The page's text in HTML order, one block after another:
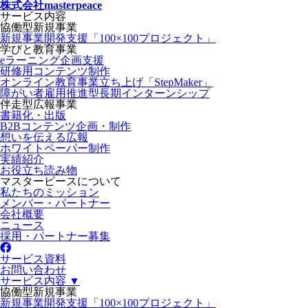
株式会社masterpeace
サービス内容
協働型新規事業
新規事業開発支援「100×100プロジェクト」
学びと教育事業
eラーニング企画支援
研修用コンテンツ制作
オンライン教育事業立ち上げ「StepMaker」
障がい者雇用推進型長期インターンシップ
伴走型広報事業
書籍化・出版
B2Bコンテンツ企画・制作
想いを伝える広報
ホワイトペーパー制作
実績紹介
お役立ち読み物
マスターピースについて
私たちのミッション
メンバー・パートナー
会社概要
ニュース
採用・パートナー募集
サービス資料
お問い合わせ
サービス内容 ▼
協働型新規事業
新規事業開発支援「100×100プロジェクト」